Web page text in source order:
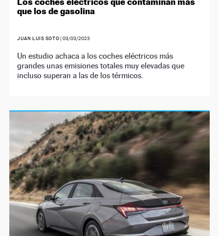
que los de gasolina
JUAN LUIS SOTO |03/03/2023
Un estudio achaca a los coches eléctricos más
grandes unas emisiones totales muy elevadas que
incluso superan a las de los térmicos.